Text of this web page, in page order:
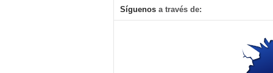
Síguenos a través de: